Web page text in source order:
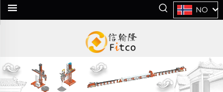
NO